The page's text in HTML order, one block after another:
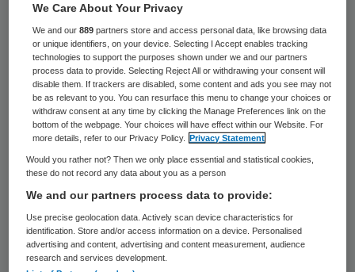
verleent per 1 juli 2018 een nieuwe subsidie
voor de beschikbaarheid van drie teams die
orgaanuitname na overlijden uitvoeren. De
betrokken umc’s krijgen vanaf die datum
betaald voor het hele team dat zich
bezighoudt met de uitname, terwijl
voorheen alleen de chirurgen werden
Vanaf 1 juli wijzigt de regio-indeling
waarbinnen de zelfstandige uitname teams
We Care About Your Privacy
We and our889 partners store and access personal data, like browsing data
or unique identifiers, on your device. Selecting I Accept enables tracking
technologies to support the purposes shown under we and our partners
process data to provide. Selecting Reject All or withdrawing your consent will
disable them. If trackers are disabled, some content and ads you see may not
be as relevant to you. You can resurface this menu to change your choices or
withdraw consent at any time by clicking the Manage Preferences link on the
bottom of the webpage. Your choices will have effect within our Website. For
more details, refer to our Privacy Policy.
Privacy Statement
Would you rather not? Then we only place essential and statistical cookies,
these do not record any data about you as a person
We and our partners process data to provide:
Use precise geolocation data. Actively scan device characteristics for
identification. Store and/or access information on a device. Personalised
advertising and content, advertising and content measurement, audience
research and services development.